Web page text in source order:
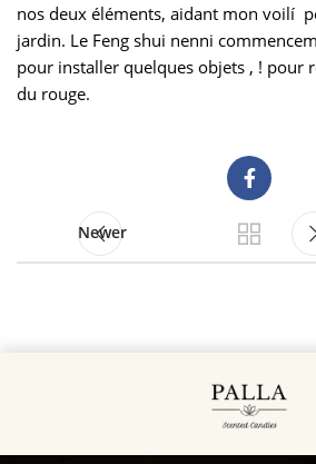
nos deux éléments, aidant mon voilí
jardin. Le Feng shui nenni
pour installer quelques objets , ! pour
du rouge.
Newer